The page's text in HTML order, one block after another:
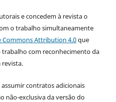
e concedem à revista o
o trabalho simultaneamente
Commons Attribution 4.0que
com reconhecimento da
revista.
contratos adicionais
não-exclusiva da versão do